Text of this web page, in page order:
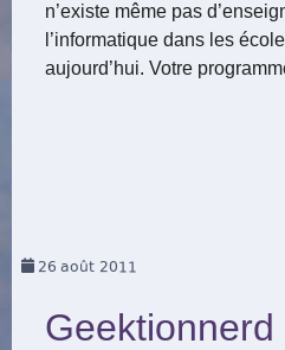
n’existe même pas
l’informatique dans les
aujourd’hui. Votre
26 août 2011